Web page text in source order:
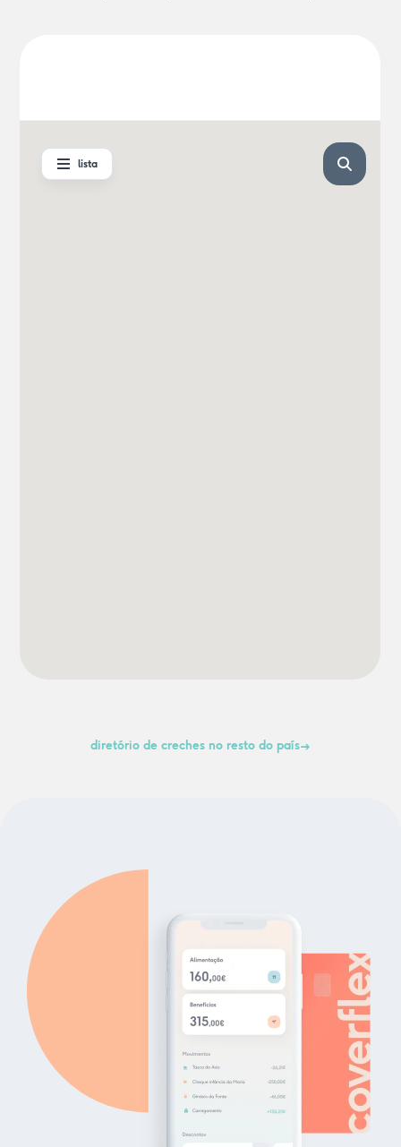
diretório de creches no resto do país